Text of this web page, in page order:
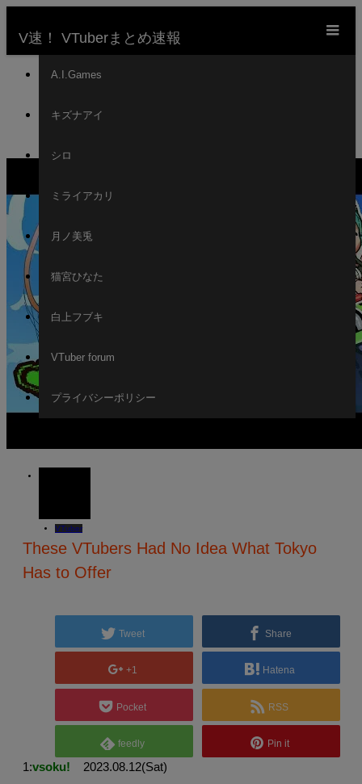
V速！ VTuberまとめ速報
A.I.Games
キズナアイ
シロ
ミライアカリ
月ノ美兎
猫宮ひなた
白上フブキ
VTuber forum
プライバシーポリシー
VTuber
VTuber
These VTubers Had No Idea What Tokyo
Has to Offer
Tweet Share
+1 Hatena
Pocket RSS
feedly Pin it
1:vsoku!
2023.08.12(Sat)